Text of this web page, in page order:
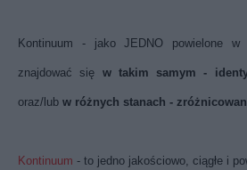
Kontinuum - jako JEDNO powielone w
znajdować się w takim samym -
oraz/lub w różnych stanach -
Kontinuum - to jedno jakościowo, ciągłe i